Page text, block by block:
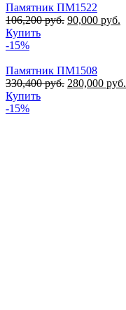
Памятник ПМ1522
106,200руб. 90,000 руб.
Купить
-15%
Памятник ПМ1508
330,400руб. 280,000 руб.
Купить
-15%